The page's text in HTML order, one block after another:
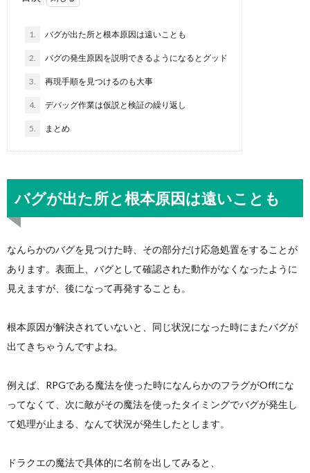
1. バグが出た所と根本原因は遠いことも
2. バグの発生原因を説明できるようになるとグッド
3. 再現手順を見つけるのも大事
4. デバッグ作業は仮説と検証の繰り返し
5. まとめ
バグが出た所と根本原因は遠いことも
なんらかのバグを見つけた時、その部分だけ応急処置をすることが
あります。表面上、バグとして確認された動作がなくなったように
見えますが、後になって再発することも。
根本原因が解決されていないと、同じ状況になった時にまたバグが
出てきちゃうんですよね。
例えば、RPGである魔法を使った時になんらかのフラグがOffにな
ってなくて、次に敵がその魔法を使ったタイミングでバグが発生し
て処理が止まる、なんて状況が発生したとします。
ドラクエの魔法で具体的に名前を出してみると、